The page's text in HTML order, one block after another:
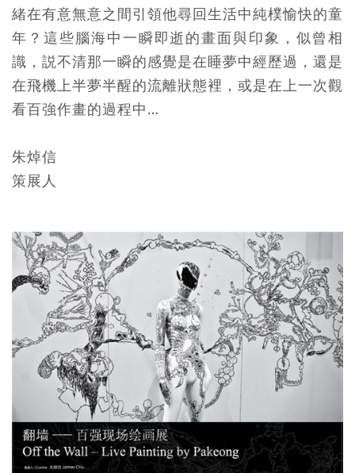
緒在有意無意之間引領他尋回生活中純樸愉快的童
年？這些腦海中一瞬即逝的畫面與印象，似曾相
識，説不清那一瞬的感覺是在睡夢中經歷過，還是
在飛機上半夢半醒的流離狀態裡，或是在上一次觀
看百強作畫的過程中…
朱焯信
策展人